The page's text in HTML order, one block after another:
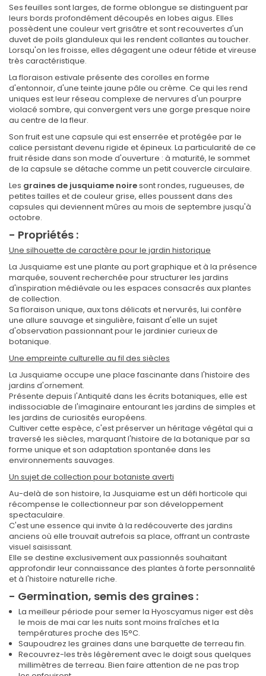
Ses feuilles sont larges, de forme oblongue se distinguent par
leurs bords profondément découpés en lobes aigus. Elles
possèdent une couleur vert grisâtre et sont recouvertes d'un
duvet de poils glanduleux qui les rendent collantes au toucher.
Lorsqu'on les froisse, elles dégagent une odeur fétide et vireuse
très caractéristique.
La floraison estivale présente des corolles en forme
d'entonnoir, d'une teinte jaune pâle ou crème. Ce qui les rend
uniques est leur réseau complexe de nervures d'un pourpre
violacé sombre, qui convergent vers une gorge presque noire
au centre de la fleur.
Son fruit est une capsule qui est enserrée et protégée par le
calice persistant devenu rigide et épineux. La particularité de ce
fruit réside dans son mode d'ouverture : à maturité, le sommet
de la capsule se détache comme un petit couvercle circulaire.
Les graines de jusquiame noiresont rondes, rugueuses, de
petites tailles et de couleur grise, elles poussent dans des
capsules qui deviennent mûres au mois de septembre jusqu'à
octobre.
- Propriétés :
Une silhouette de caractère pour le jardin historique
La Jusquiame est une plante au port graphique et à la présence
marquée, souvent recherchée pour structurer les jardins
d'inspiration médiévale ou les espaces consacrés aux plantes
de collection.
Sa floraison unique, aux tons délicats et nervurés, lui confère
une allure sauvage et singulière, faisant d'elle un sujet
d'observation passionnant pour le jardinier curieux de
botanique.
Une empreinte culturelle au fil des siècles
La Jusquiame occupe une place fascinante dans l'histoire des
jardins d'ornement.
Présente depuis l'Antiquité dans les écrits botaniques, elle est
indissociable de l'imaginaire entourant les jardins de simples et
les jardins de curiosités européens.
Cultiver cette espèce, c'est préserver un héritage végétal qui a
traversé les siècles, marquant l'histoire de la botanique par sa
forme unique et son adaptation spontanée dans les
environnements sauvages.
Un sujet de collection pour botaniste averti
Au-delà de son histoire, la Jusquiame est un défi horticole qui
récompense le collectionneur par son développement
spectaculaire.
C'est une essence qui invite à la redécouverte des jardins
anciens où elle trouvait autrefois sa place, offrant un contraste
visuel saisissant.
Elle se destine exclusivement aux passionnés souhaitant
approfondir leur connaissance des plantes à forte personnalité
et à l'histoire naturelle riche.
- Germination, semis des graines :
La meilleur période pour semer la Hyoscyamus niger est dès
le mois de mai car les nuits sont moins fraîches et la
températures proche des 15°C.
Saupoudrez les graines dans une barquette de terreau fin.
Recouvrez-les très légèrement avec le doigt sous quelques
millimètres de terreau. Bien faire attention de ne pas trop